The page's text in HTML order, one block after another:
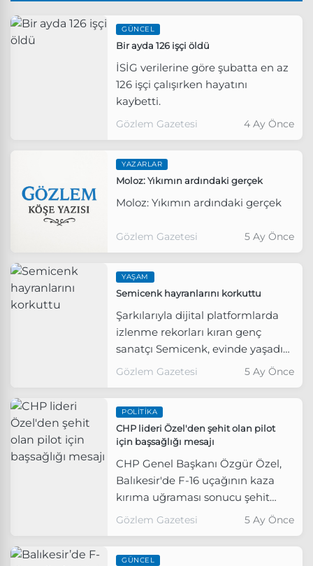
GÜNCEL
Bir ayda 126 işçi öldü
İSİG verilerine göre şubatta en az
126 işçi çalışırken hayatını
kaybetti.
Gözlem Gazetesi 4 Ay Önce
YAZARLAR
Moloz: Yıkımın ardındaki gerçek
Moloz: Yıkımın ardındaki gerçek
Gözlem Gazetesi 5 Ay Önce
YAŞAM
Semicenk hayranlarını korkuttu
Şarkılarıyla dijital platformlarda
izlenme rekorları kıran genç
sanatçı Semicenk, evinde yaşadığı
talihsiz kaza sonrası hastaneye
Gözlem Gazetesi 5 Ay Önce
POLITIKA
CHP lideri Özel'den şehit olan pilot
için başsağlığı mesajı
CHP Genel Başkanı Özgür Özel,
Balıkesir'de F-16 uçağının kaza
kırıma uğraması sonucu şehit
olan Hava Pilot Binbaşı İbrahim
Gözlem Gazetesi 5 Ay Önce
GÜNCEL